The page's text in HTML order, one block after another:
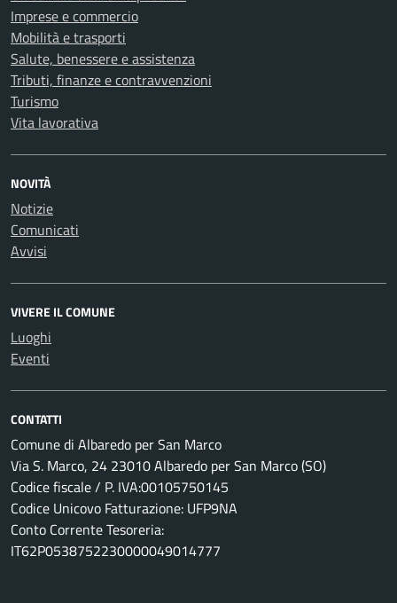
Imprese e commercio
Mobilità e trasporti
Salute, benessere e assistenza
Tributi, finanze e contravvenzioni
Turismo
Vita lavorativa
NOVITÀ
Notizie
Comunicati
Avvisi
VIVERE IL COMUNE
Luoghi
Eventi
CONTATTI
Comune di Albaredo per San Marco
Via S. Marco, 24 23010 Albaredo per San Marco (SO)
Codice fiscale / P. IVA:00105750145
Codice Unicovo Fatturazione: UFP9NA
Conto Corrente Tesoreria:
IT62P0538752230000049014777